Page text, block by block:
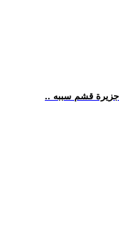
جزيرة قشم سببه